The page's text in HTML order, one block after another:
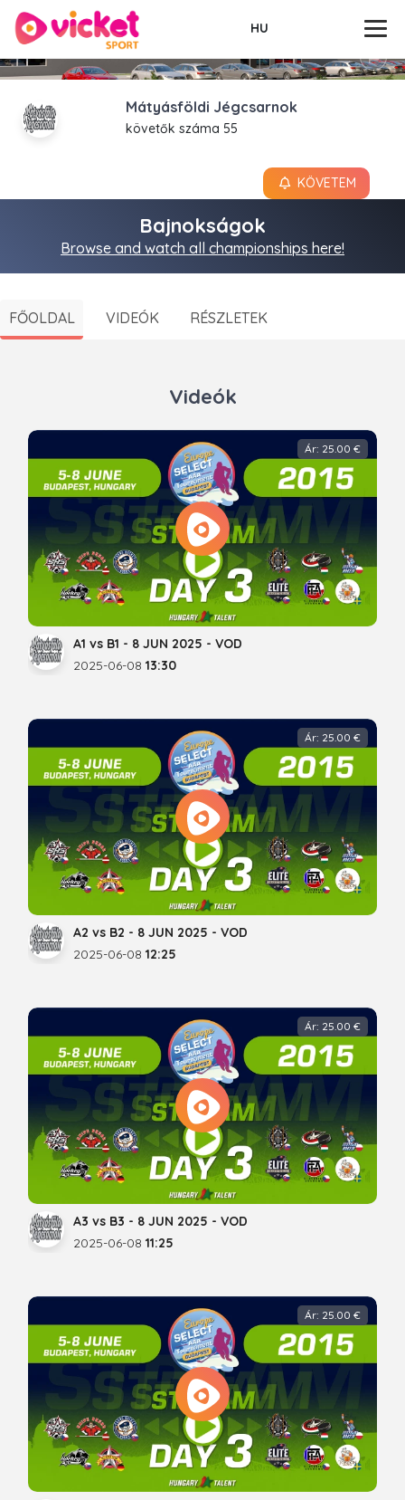
HU
Mátyásföldi Jégcsarnok
követők száma 55
KÖVETEM
Bajnokságok
Browse and watch all championships here!
FŐOLDAL VIDEÓK RÉSZLETEK
Videók
Ár: 25.00 €
A1 vs B1 - 8 JUN 2025 - VOD
2025-06-08 13:30
Ár: 25.00 €
A2 vs B2 - 8 JUN 2025 - VOD
2025-06-08 12:25
Ár: 25.00 €
A3 vs B3 - 8 JUN 2025 - VOD
2025-06-08 11:25
Ár: 25.00 €